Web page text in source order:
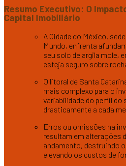
Resumo Executivo: O
Capital Imobiliário
A Cidade do México,
Mundo, enfrenta
seu solo de argila mole,
esteja seguro sobre
O litoral de Santa
mais complexo para o
variabilidade do perfil do
drasticamente a cada
Erros ou omissões na
resultam em alterações
andamento, destruindo
elevando os custos de